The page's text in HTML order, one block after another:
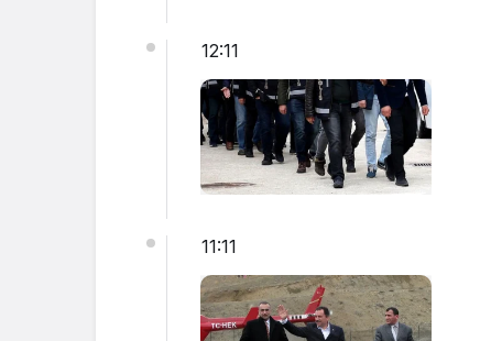
12:11
11:11